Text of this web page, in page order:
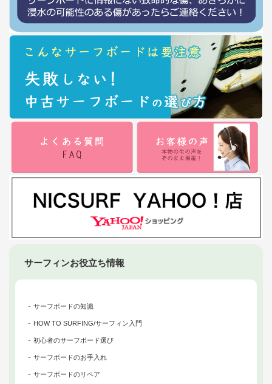
サーフィンお役立ち情報
サーフボードの知識
HOW TO SURFING/サーフィン入門
初心者のサーフボード選び
サーフボードのお手入れ
サーフボードのリペア